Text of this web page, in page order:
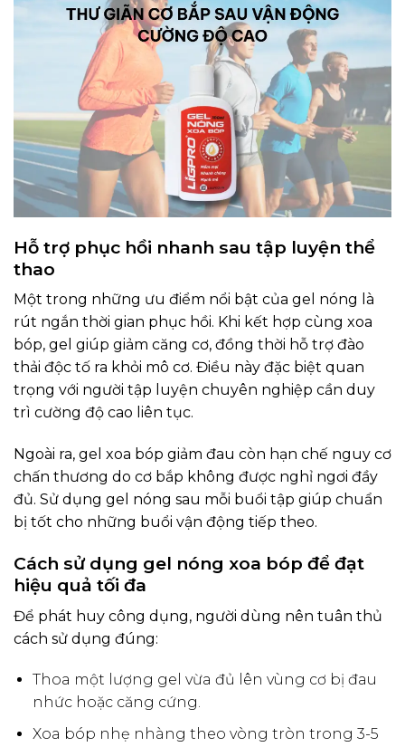
Hỗ trợ phục hồi nhanh sau tập luyện thể
thao
Một trong những ưu điểm nổi bật của gel nóng là
rút ngắn thời gian phục hồi. Khi kết hợp cùng xoa
bóp, gel giúp giảm căng cơ, đồng thời hỗ trợ đào
thải độc tố ra khỏi mô cơ. Điều này đặc biệt quan
trọng với người tập luyện chuyên nghiệp cần duy
trì cường độ cao liên tục.
Ngoài ra, gel xoa bóp giảm đau còn hạn chế nguy cơ
chấn thương do cơ bắp không được nghỉ ngơi đầy
đủ. Sử dụng gel nóng sau mỗi buổi tập giúp chuẩn
bị tốt cho những buổi vận động tiếp theo.
Cách sử dụng gel nóng xoa bóp để đạt
hiệu quả tối đa
Để phát huy công dụng, người dùng nên tuân thủ
cách sử dụng đúng:
Thoa một lượng gel vừa đủ lên vùng cơ bị đau
nhức hoặc căng cứng.
Xoa bóp nhẹ nhàng theo vòng tròn trong 3-5